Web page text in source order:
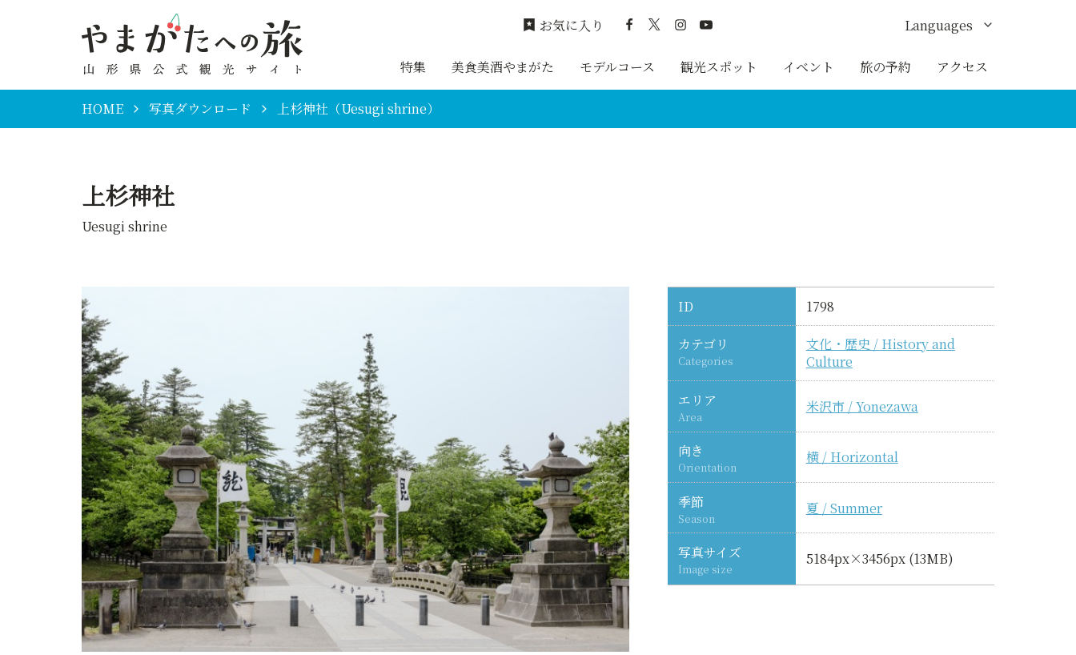
特集 美食美酒やまがた モデルコース 観光スポット イベント 旅の予約 アクセス
お気に入り Languages
English
HOME 写真ダウンロード 上杉神社（Uesugi shrine）
上杉神社
Uesugi shrine
ID 1798
カテゴリ
Categories
文化・歴史 / History and
Culture
エリア
Area
米沢市 / Yonezawa
向き
Orientation
横 / Horizontal
季節
Season
夏 / Summer
写真サイズ
Image size
5184px×3456px (13MB)